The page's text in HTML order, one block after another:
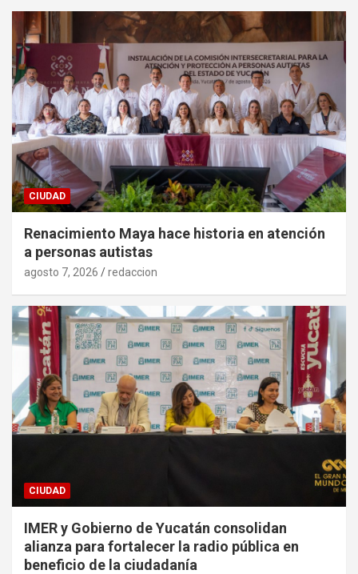
CIUDAD
Renacimiento Maya hace historia en atención
a personas autistas
agosto 7, 2026 redaccion
CIUDAD
IMER y Gobierno de Yucatán consolidan
alianza para fortalecer la radio pública en
beneficio de la ciudadanía